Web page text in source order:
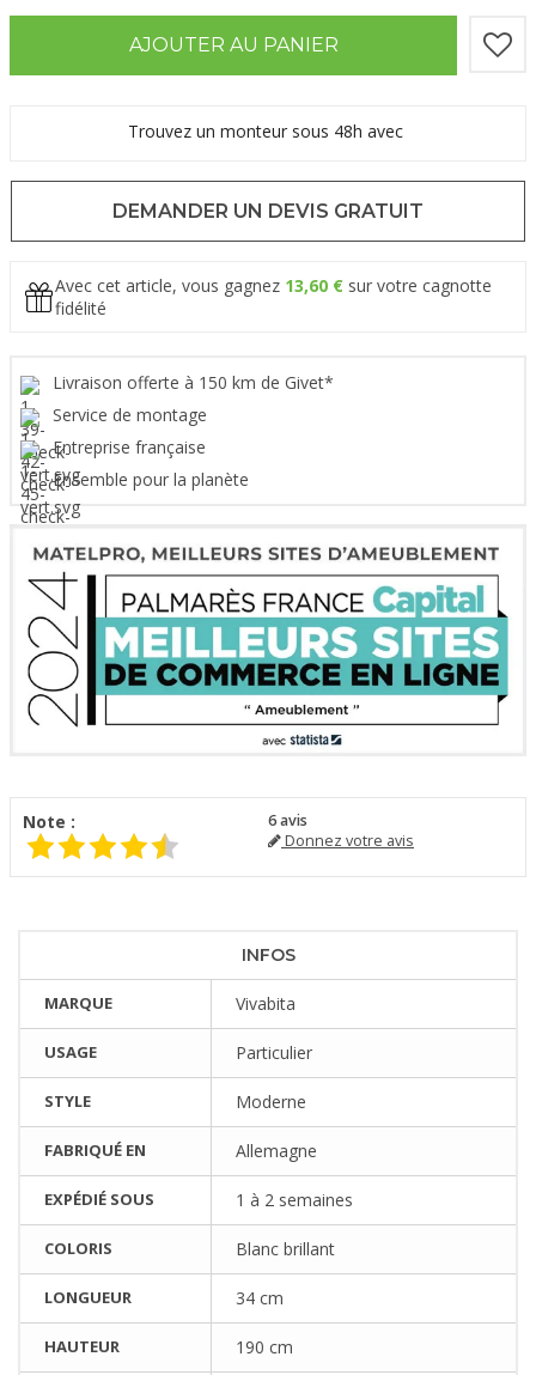
AJOUTER AU PANIER
Trouvez un monteur sous 48h avec
DEMANDER UN DEVIS GRATUIT
Avec cet article, vous gagnez 13,60 € sur votre cagnotte
fidélité
Livraison offerte à 150 km de Givet*
Service de montage
Entreprise française
Ensemble pour la planète
Note : 6avis
Donnez votre avis
INFOS
MARQUE Vivabita
USAGE Particulier
STYLE Moderne
FABRIQUÉ EN Allemagne
EXPÉDIÉ SOUS 1 à 2 semaines
COLORIS Blanc brillant
LONGUEUR 34 cm
HAUTEUR 190 cm